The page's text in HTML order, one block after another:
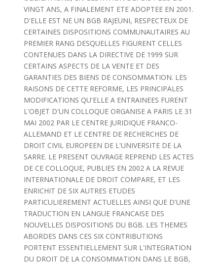
VINGT ANS, A FINALEMENT ETE ADOPTEE EN 2001.
D'ELLE EST NE UN BGB RAJEUNI, RESPECTEUX DE
CERTAINES DISPOSITIONS COMMUNAUTAIRES AU
PREMIER RANG DESQUELLES FIGURENT CELLES
CONTENUES DANS LA DIRECTIVE DE 1999 SUR
CERTAINS ASPECTS DE LA VENTE ET DES
GARANTIES DES BIENS DE CONSOMMATION. LES
RAISONS DE CETTE REFORME, LES PRINCIPALES
MODIFICATIONS QU'ELLE A ENTRAINEES FURENT
L'OBJET D'UN COLLOQUE ORGANISE A PARIS LE 31
MAI 2002 PAR LE CENTRE JURIDIQUE FRANCO-
ALLEMAND ET LE CENTRE DE RECHERCHES DE
DROIT CIVIL EUROPEEN DE L'UNIVERSITE DE LA
SARRE. LE PRESENT OUVRAGE REPREND LES ACTES
DE CE COLLOQUE, PUBLIES EN 2002 A LA REVUE
INTERNATIONALE DE DROIT COMPARE, ET LES
ENRICHIT DE SIX AUTRES ETUDES
PARTICULIEREMENT ACTUELLES AINSI QUE D'UNE
TRADUCTION EN LANGUE FRANCAISE DES
NOUVELLES DISPOSITIONS DU BGB. LES THEMES
ABORDES DANS CES SIX CONTRIBUTIONS
PORTENT ESSENTIELLEMENT SUR L'INTEGRATION
DU DROIT DE LA CONSOMMATION DANS LE BGB,